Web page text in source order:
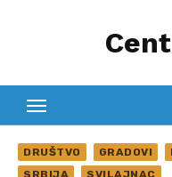
DRUŠTVO GRADOVI
SRBIJA
SVILAJNAC